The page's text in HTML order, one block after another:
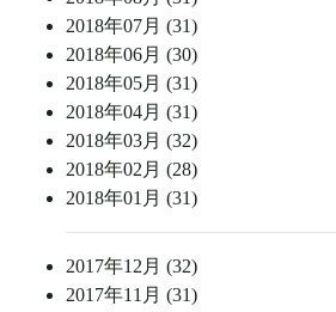
2018年07月 (31)
2018年06月 (30)
2018年05月 (31)
2018年04月 (31)
2018年03月 (32)
2018年02月 (28)
2018年01月 (31)
2017年12月 (32)
2017年11月 (31)